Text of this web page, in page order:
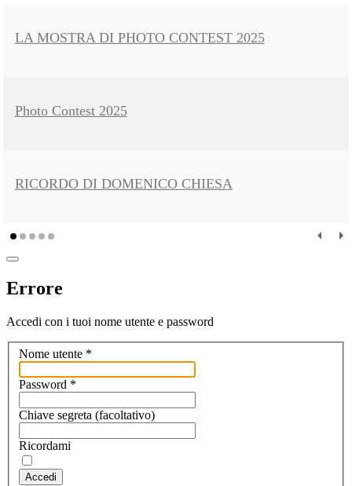
LA MOSTRA DI PHOTO CONTEST 2025
Photo Contest 2025
RICORDO DI DOMENICO CHIESA
Errore
Accedi con i tuoi nome utente e password
Nome utente *
Password *
Chiave segreta (facoltativo)
Ricordami
Accedi